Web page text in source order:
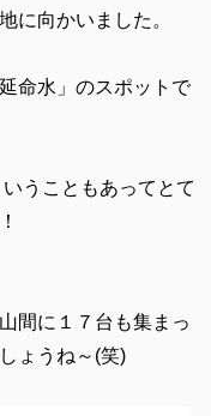
に向かいました。
命水」のスポットで
うこともあってとて
間に１７台も集まっ
ょうね～(笑)